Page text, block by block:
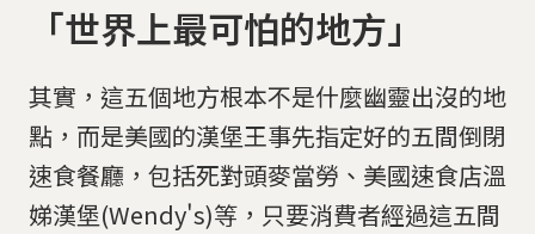
「世界上最可怕的地方」
其實，這五個地方根本不是什麼幽靈出沒的地
點，而是美國的漢堡王事先指定好的五間倒閉
速食餐廳，包括死對頭麥當勞、美國速食店溫
娣漢堡(Wendy's)等，只要消費者經過這五間